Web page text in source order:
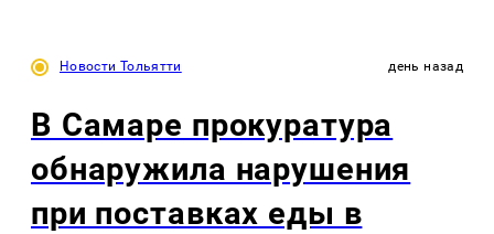
Новости Тольятти день назад
В Самаре прокуратура
обнаружила нарушения
при поставках еды в